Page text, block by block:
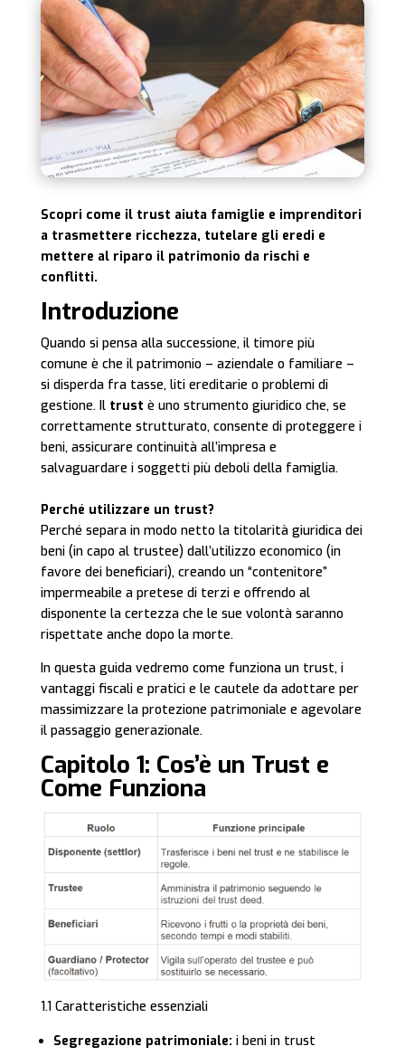
Scopri come il trust aiuta famiglie e imprenditori
a trasmettere ricchezza, tutelare gli eredi e
mettere al riparo il patrimonio da rischi e
conflitti.
Introduzione
Quando si pensa alla successione, il timore più
comune è che il patrimonio – aziendale o familiare –
si disperda fra tasse, liti ereditarie o problemi di
gestione. Il trust è uno strumento giuridico che, se
correttamente strutturato, consente di proteggere i
beni, assicurare continuità all’impresa e
salvaguardare i soggetti più deboli della famiglia.
Perché utilizzare un trust?
Perché separa in modo netto la titolarità giuridica dei
beni (in capo al trustee) dall’utilizzo economico (in
favore dei beneficiari), creando un “contenitore”
impermeabile a pretese di terzi e offrendo al
disponente la certezza che le sue volontà saranno
rispettate anche dopo la morte.
In questa guida vedremo come funziona un trust, i
vantaggi fiscali e pratici e le cautele da adottare per
massimizzare la protezione patrimoniale e agevolare
il passaggio generazionale.
Capitolo 1: Cos’è un Trust e
Come Funziona
1.1 Caratteristiche essenziali
Segregazione patrimoniale: i beni in trust